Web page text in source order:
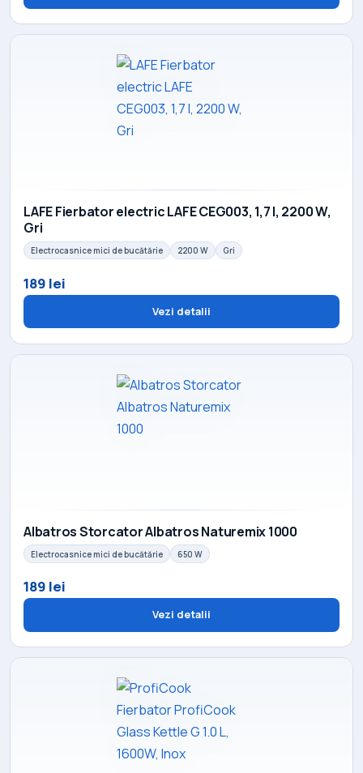
LAFE Fierbator electric LAFE CEG003, 1,7 l, 2200 W,
Gri
Electrocasnice mici de bucătărie 2200 W Gri
189 lei
Vezi detalii
Albatros Storcator Albatros Naturemix 1000
Electrocasnice mici de bucătărie 650 W
189 lei
Vezi detalii